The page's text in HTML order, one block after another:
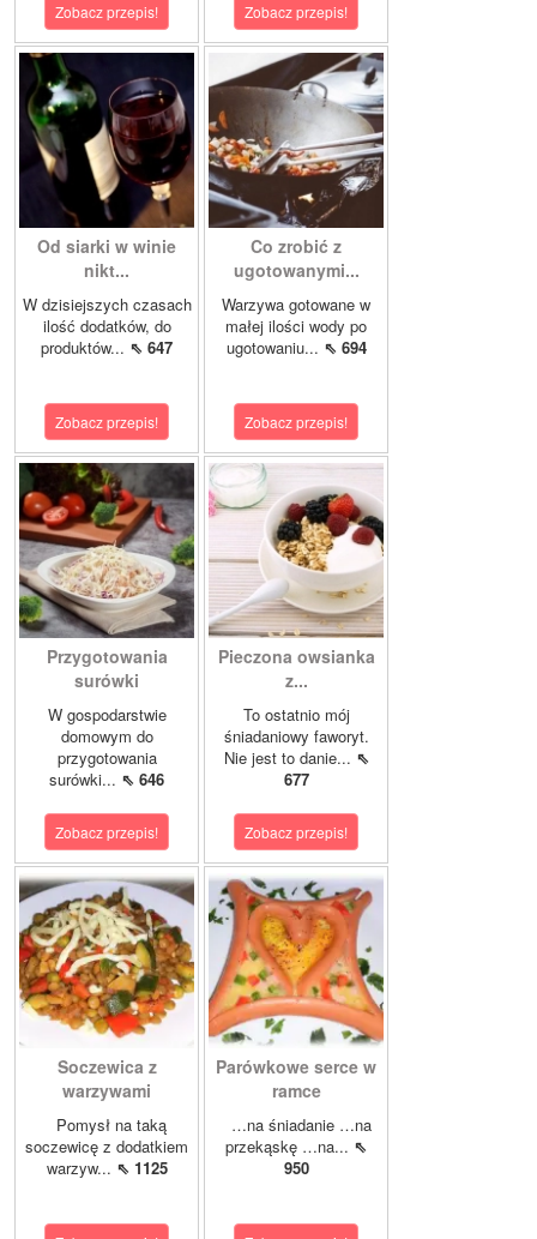
Zobacz przepis! Zobacz przepis!
Od siarki w winie
nikt...
W dzisiejszych czasach
ilość dodatków, do
produktów... ⇖ 647
Zobacz przepis!
Co zrobić z
ugotowanymi...
Warzywa gotowane w
małej ilości wody po
ugotowaniu... ⇖ 694
Zobacz przepis!
Przygotowania
surówki
W gospodarstwie
domowym do
przygotowania
surówki... ⇖ 646
Zobacz przepis!
Pieczona owsianka
z...
To ostatnio mój
śniadaniowy faworyt.
Nie jest to danie... ⇖
677
Zobacz przepis!
Soczewica z
warzywami
Pomysł na taką
soczewicę z dodatkiem
warzyw... ⇖ 1125
Parówkowe serce w
ramce
…na śniadanie …na
przekąskę …na... ⇖
950